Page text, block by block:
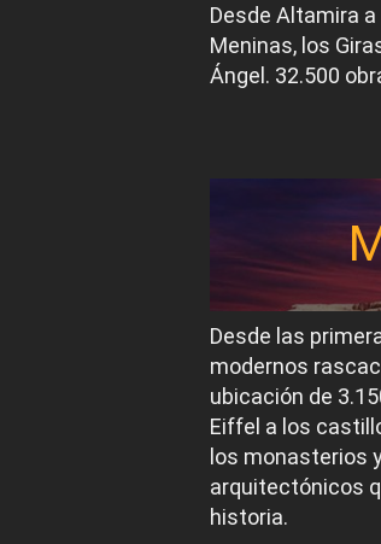
Desde Altamira
Meninas, los
Ángel. 32.500
Desde las
modernos
ubicación de
Eiffel a los
los monasterios
arquitectónicos
historia.